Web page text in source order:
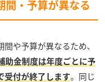
間・予算が異なる
や予算が異なるため、
助金制度は年度ごとに予
受付が終了します。同じ